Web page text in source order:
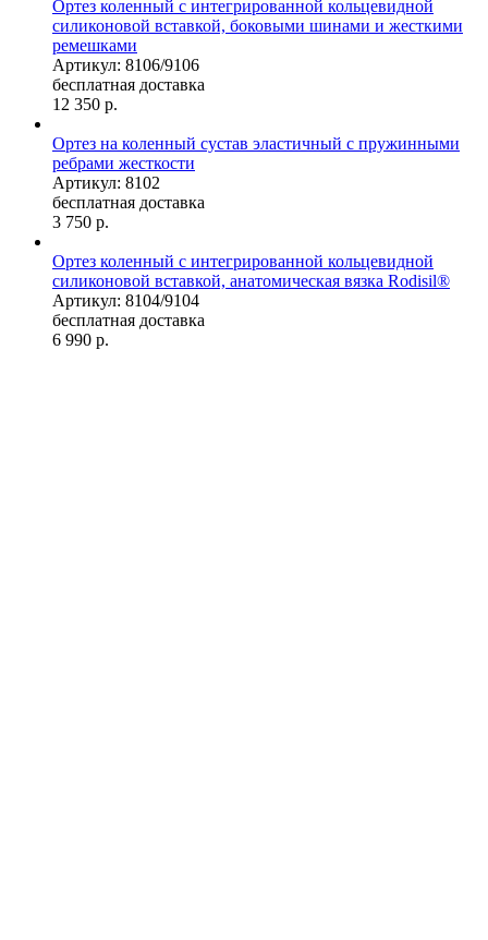
Ортез коленный c интегрированной кольцевидной
силиконовой вставкой, боковыми шинами и жесткими
ремешками
Артикул: 8106/9106
бесплатная доставка
12 350 р.
Ортез на коленный сустав эластичный с пружинными
ребрами жесткости
Артикул: 8102
бесплатная доставка
3 750 р.
Ортез коленный c интегрированной кольцевидной
силиконовой вставкой, анатомическая вязка Rodisil®
Артикул: 8104/9104
бесплатная доставка
6 990 р.